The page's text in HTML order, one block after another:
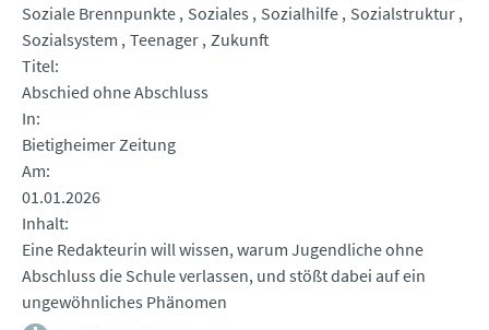
Soziale Brennpunkte Soziales Sozialhilfe Sozialstruktur
Sozialsystem Teenager Zukunft
Titel
Abschied ohne Abschluss
In
Bietigheimer Zeitung
Am
01.01.2026
Inhalt
Eine Redakteurin will wissen, warum Jugendliche ohne
Abschluss die Schule verlassen, und stößt dabei auf ein
ungewöhnliches Phänomen